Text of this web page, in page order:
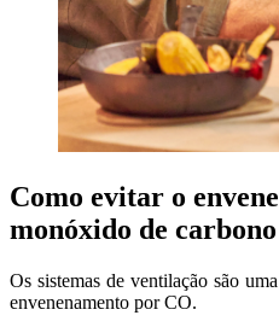
Como evitar o
monóxido de carbono
Os sistemas de ventilação são
envenenamento por CO.